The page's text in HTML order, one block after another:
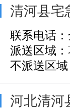
清河县宅
联系电话
派送区域
不派送区
河北清河